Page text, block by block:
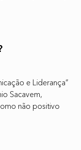
e Liderança”
Sacavem,
não positivo